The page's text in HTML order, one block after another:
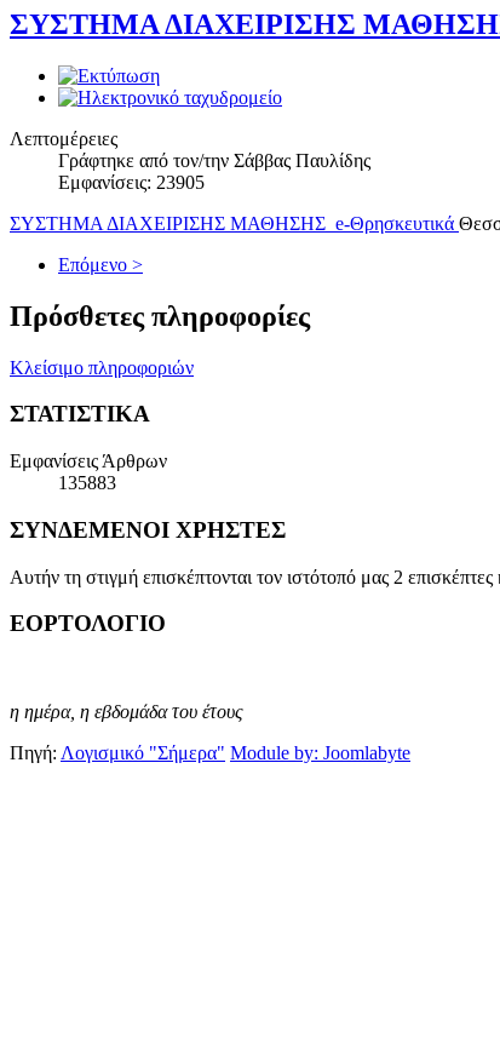
ΣΥΣΤΗΜΑ ΔΙΑΧΕΙΡΙΣΗΣ ΜΑΘΗΣΗΣ
Λεπτομέρειες
Γράφτηκε από τον/την Σάββας Παυλίδης
Εμφανίσεις: 23905
ΣΥΣΤΗΜΑ ΔΙΑΧΕΙΡΙΣΗΣ ΜΑΘΗΣΗΣ e-Θρησκευτικά
Επόμενο >
Πρόσθετες πληροφορίες
Κλείσιμο πληροφοριών
ΣΤΑΤΙΣΤΙΚΑ
Εμφανίσεις Άρθρων
135883
ΣΥΝΔΕΜΕΝΟΙ ΧΡΗΣΤΕΣ
Αυτήν τη στιγμή επισκέπτονται τον ιστότοπό μας 2
ΕΟΡΤΟΛΟΓΙΟ
η ημέρα, η εβδομάδα του έτους
Πηγή: Λογισμικό "Σήμερα" Module by: Joomlabyte